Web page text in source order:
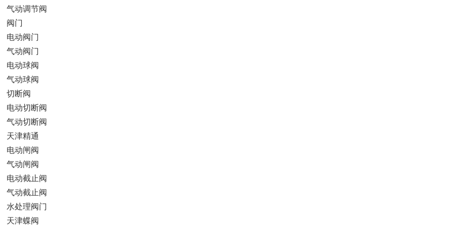
气动调节阀
阀门
电动阀门
气动阀门
电动球阀
气动球阀
切断阀
电动切断阀
气动切断阀
天津精通
电动闸阀
气动闸阀
电动截止阀
气动截止阀
水处理阀门
天津蝶阀